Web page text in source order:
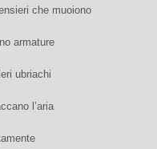
che muoiono
armature
ubriachi
l’aria